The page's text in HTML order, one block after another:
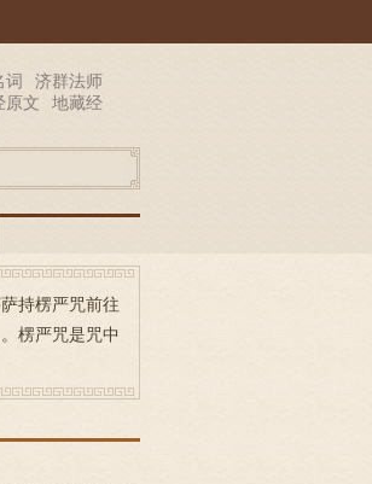
词
济群法师
原文 地藏经
持楞严咒前往
楞严咒是咒中